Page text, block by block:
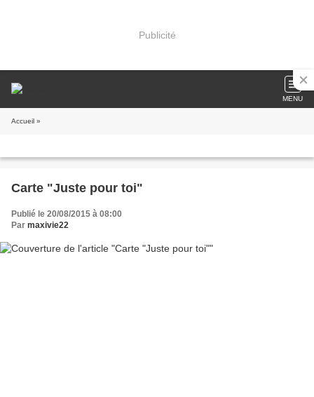
Publicité
MENU
Accueil »
Carte "Juste pour toi"
Publié le 20/08/2015 à 08:00
Par maxivie22